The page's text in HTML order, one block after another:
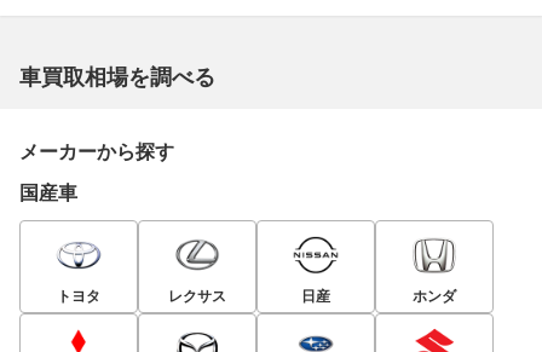
車買取相場を調べる
メーカーから探す
国産車
トヨタ レクサス 日産 ホンダ